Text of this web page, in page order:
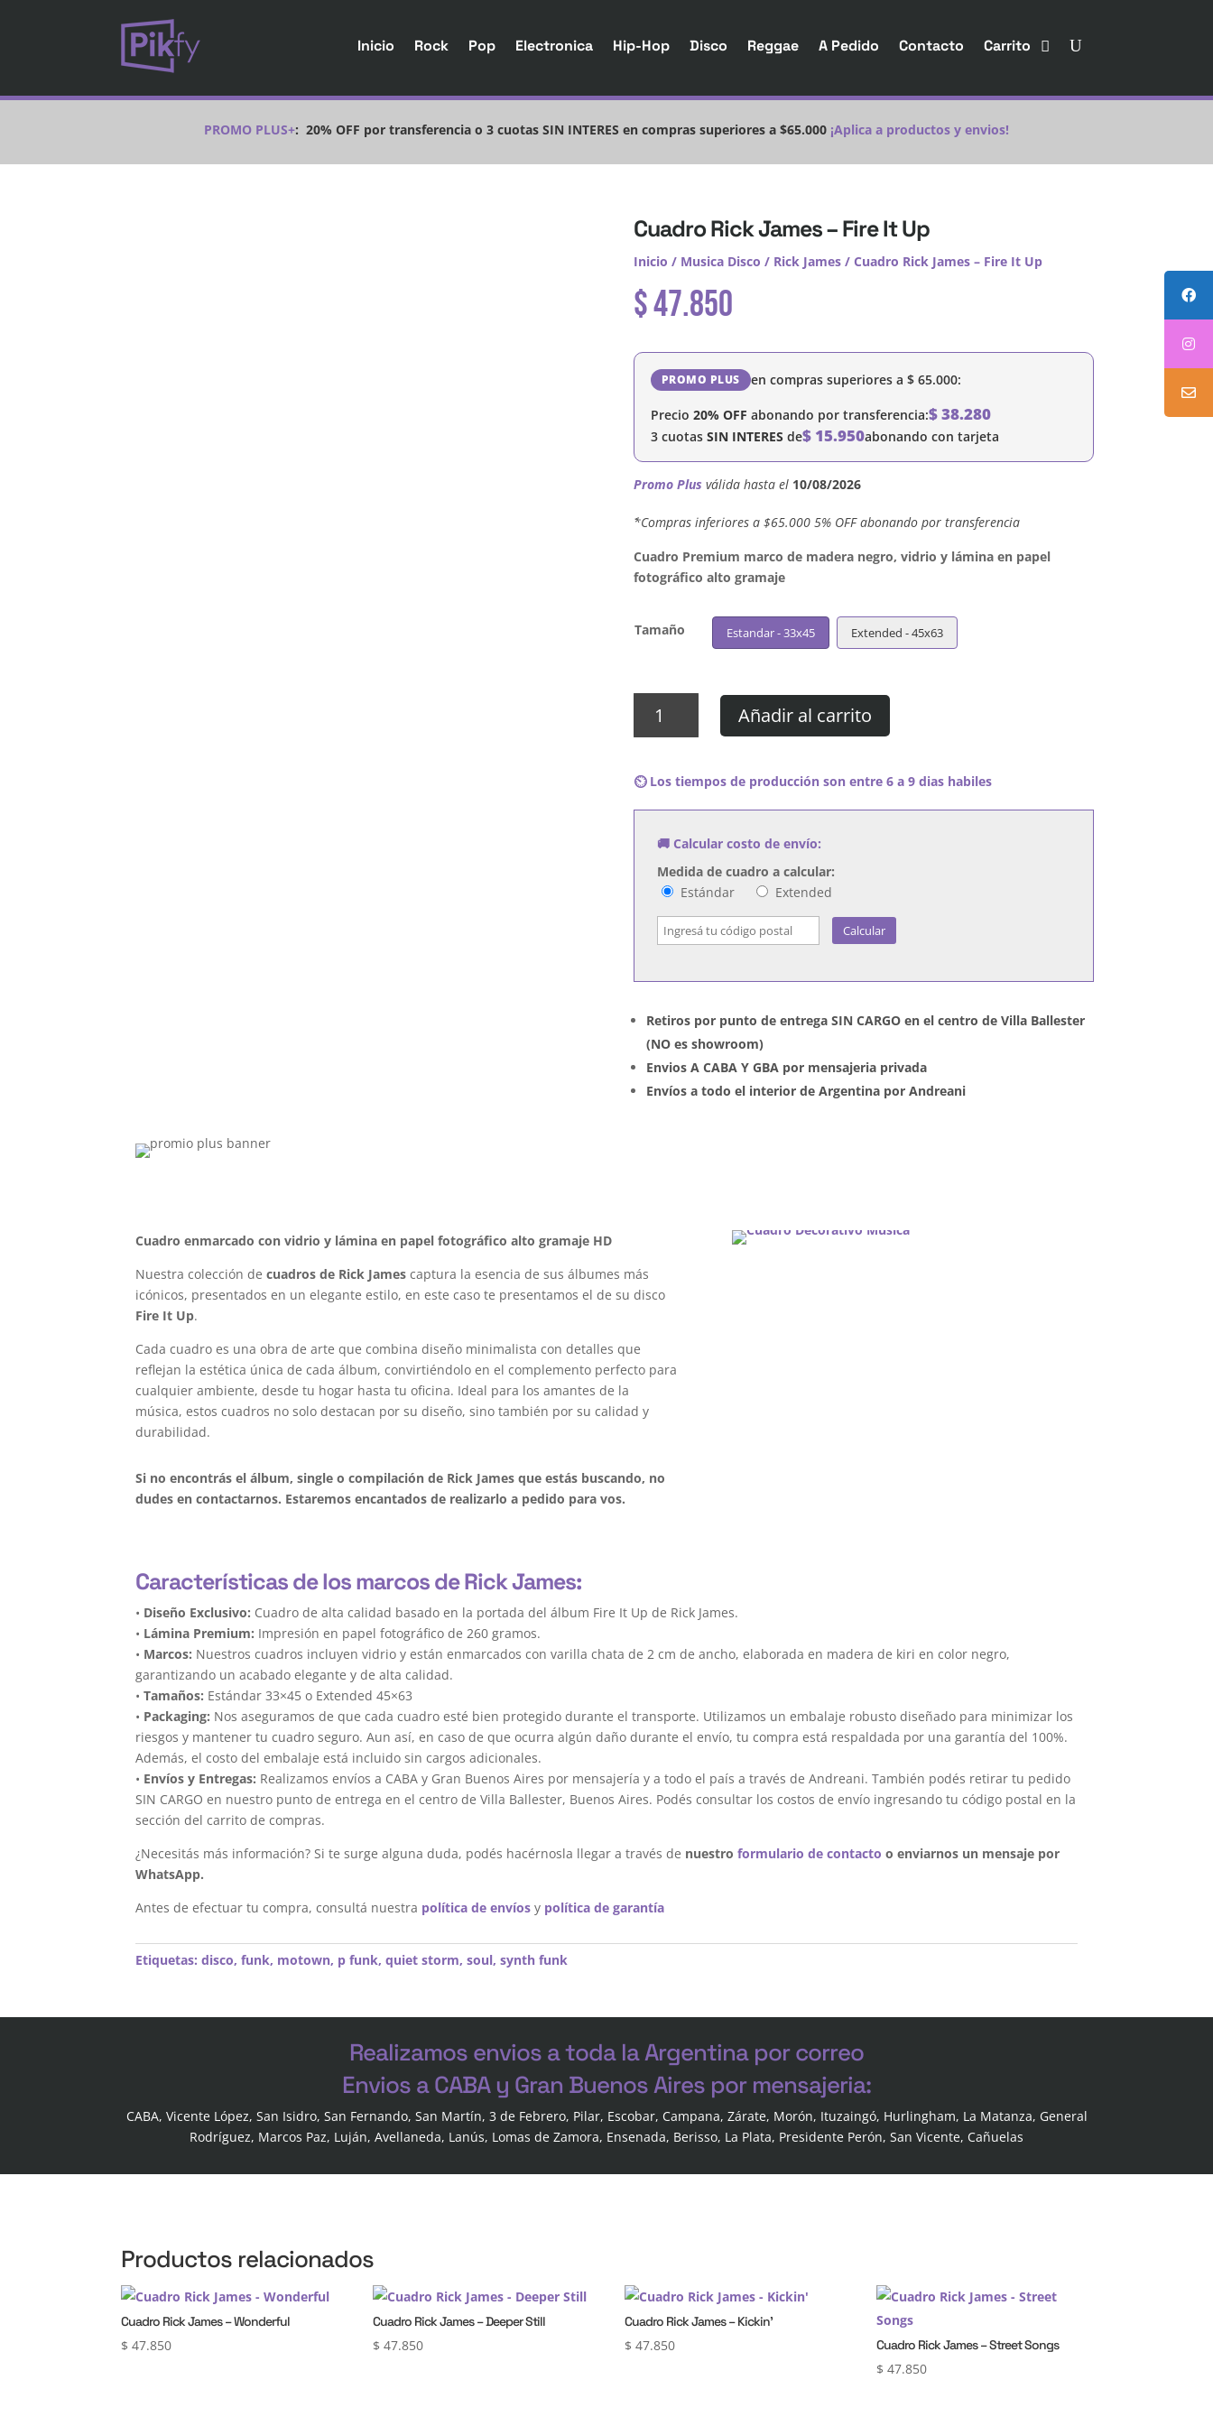
Inicio Rock Pop Electronica Hip-Hop Disco Reggae A Pedido Contacto Carrito
PROMO PLUS+: 20% OFF por transferencia o 3 cuotas SIN INTERES en compras superiores a $65.000 ¡Aplica a productos y envios!
Cuadro Rick James – Fire It Up
Inicio / Musica Disco / Rick James/ Cuadro Rick James – Fire It Up
$47.850
PROMO PLUS en compras superiores a $65.000:
Precio 20% OFF abonando por transferencia:$38.280
3 cuotas SIN INTERES de$15.950abonando con tarjeta
Promo Plus válida hasta el 10/08/2026
´*Compras inferiores a $65.000 5% OFF abonando por transferencia
Cuadro Premium marco de madera negro, vidrio y lámina en papel
fotográfico alto gramaje
Tamaño Estandar - 33x45 Extended - 45x63
Fire
It
cantidad
Añadir al carrito
⏲️ Los tiempos de producción son entre 6 a 9 dias habiles
🚚 Calcular costo de envío:
Medida de cuadro a calcular:
Estándar
Extended
Calcular
Retiros por punto de entrega SIN CARGO en el centro de Villa Ballester
(NO es showroom)
Envios A CABA Y GBA por mensajeria privada
Envíos a todo el interior de Argentina por Andreani
Cuadro enmarcado con vidrio y lámina en papel fotográfico alto gramaje HD
Nuestra colección decuadros de Rick James captura la esencia de sus álbumes más
icónicos, presentados en un elegante estilo, en este caso te presentamos el de su disco
Fire It Up.
Cada cuadro es una obra de arte que combina diseño minimalista con detalles que
reflejan la estética única de cada álbum, convirtiéndolo en el complemento perfecto para
cualquier ambiente, desde tu hogar hasta tu oficina. Ideal para los amantes de la
música, estos cuadros no solo destacan por su diseño, sino también por su calidad y
durabilidad.
Si no encontrás el álbum, single o compilación de Rick James que estás buscando, no
dudes en contactarnos. Estaremos encantados de realizarlo a pedido para vos.
Características de los marcos de Rick James:
• Diseño Exclusivo: Cuadro de alta calidad basado en la portada del álbum Fire It Up de Rick James.
• Lámina Premium: Impresión en papel fotográfico de 260 gramos.
• Marcos: Nuestros cuadros incluyen vidrio y están enmarcados con varilla chata de 2 cm de ancho, elaborada en madera de kiri en color negro,
garantizando un acabado elegante y de alta calidad.
•Tamaños: Estándar 33×45 o Extended 45×63
• Packaging: Nos aseguramos de que cada cuadro esté bien protegido durante el transporte. Utilizamos un embalaje robusto diseñado para minimizar los
riesgos y mantener tu cuadro seguro. Aun así, en caso de que ocurra algún daño durante el envío, tu compra está respaldada por una garantía del 100%.
Además, el costo del embalaje está incluido sin cargos adicionales.
• Envíos y Entregas: Realizamos envíos a CABA y Gran Buenos Aires por mensajería y a todo el país a través de Andreani. También podés retirar tu pedido
SIN CARGO en nuestro punto de entrega en el centro de Villa Ballester, Buenos Aires. Podés consultar los costos de envío ingresando tu código postal en la
sección del carrito de compras.
¿Necesitás más información? Si te surge alguna duda, podés hacérnosla llegar a través de nuestroformulario de contacto o enviarnos un mensaje por
WhatsApp.
Antes de efectuar tu compra, consultá nuestra política de envíos y política de garantía
Etiquetas:disco,funk, motown, p funk,quiet storm,soul,synth funk
Realizamos envios a toda la Argentina por correo
Envios a CABA y Gran Buenos Aires por mensajeria:
CABA, Vicente López, San Isidro, San Fernando, San Martín, 3 de Febrero, Pilar, Escobar, Campana, Zárate, Morón, Ituzaingó, Hurlingham, La Matanza, General
Rodríguez, Marcos Paz, Luján, Avellaneda, Lanús, Lomas de Zamora, Ensenada, Berisso, La Plata, Presidente Perón, San Vicente, Cañuelas
Productos relacionados
Cuadro Rick James – Wonderful
$ 47.850
Cuadro Rick James – Deeper Still
$ 47.850
Cuadro Rick James – Kickin’
$ 47.850 Cuadro Rick James – Street Songs
$ 47.850